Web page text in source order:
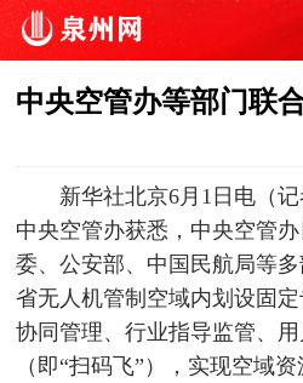
中央空管办等部门联
新华社北京6月1日电（
中央空管办获悉，中央空管
委、公安部、中国民航局等
省无人机管制空域内划设固
协同管理、行业指导监管、
（即“扫码飞”），实现空域